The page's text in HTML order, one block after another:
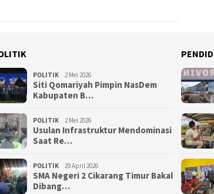
POLITIK 2 Mei 2026
Siti Qomariyah Pimpin NasDem
Kabupaten B…
POLITIK 2 Mei 2026
Usulan Infrastruktur Mendominasi
Saat Re…
POLITIK 29 April 2026
SMA Negeri 2 Cikarang Timur Bakal
Dibang…